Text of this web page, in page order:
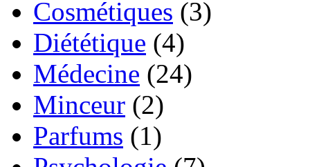
Cosmétiques (3)
Diététique (4)
Médecine (24)
Minceur (2)
Parfums (1)